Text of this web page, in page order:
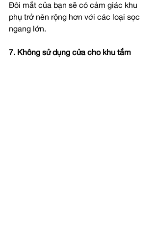
Đôi mắt của bạn sẽ có cảm giác khu
phụ trở nên rộng hơn với các loại sọc
ngang lớn.
7. Không sử dụng cửa cho khu tắm